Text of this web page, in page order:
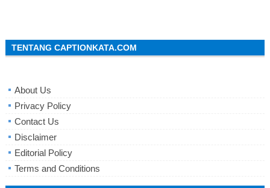
TENTANG CAPTIONKATA.COM
About Us
Privacy Policy
Contact Us
Disclaimer
Editorial Policy
Terms and Conditions